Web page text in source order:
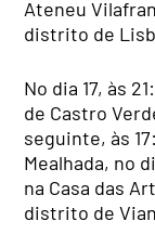
Ateneu
distrito de
No dia 17, às
de Castro
seguinte, às
Mealhada, no
na Casa das
distrito de